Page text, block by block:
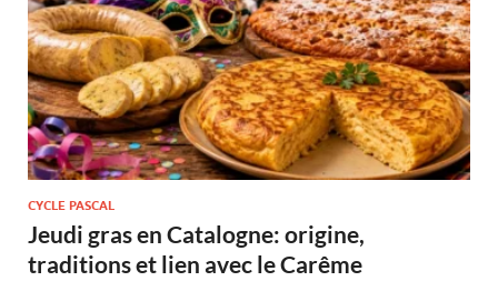
CYCLE PASCAL
Jeudi gras en Catalogne: origine,
traditions et lien avec le Carême